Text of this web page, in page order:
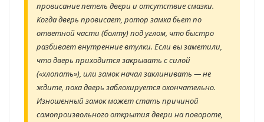
провисание петель двери и отсутствие смазки.
Когда дверь провисает, ротор замка бьет по
ответной части (болту) под углом, что быстро
разбивает внутренние втулки. Если вы заметили,
что дверь приходится закрывать с силой
(«хлопать»), или замок начал заклинивать — не
ждите, пока дверь заблокируется окончательно.
Изношенный замок может стать причиной
самопроизвольного открытия двери на повороте,